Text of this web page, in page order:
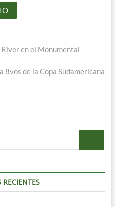
en el Monumental
8vos de la Copa Sudamericana
RECIENTES